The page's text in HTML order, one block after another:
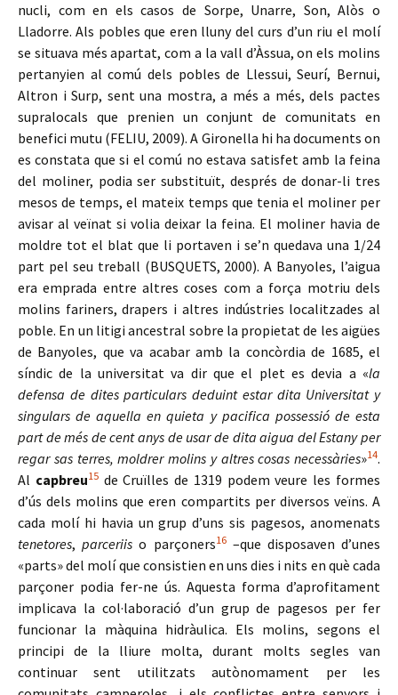
nucli, com en els casos de Sorpe, Unarre, Son, Alòs o
Lladorre. Als pobles que eren lluny del curs d’un riu el molí
se situava més apartat, com a la vall d’Àssua, on els molins
pertanyien al comú dels pobles de Llessui, Seurí, Bernui,
Altron i Surp, sent una mostra, a més a més, dels pactes
supralocals que prenien un conjunt de comunitats en
benefici mutu (FELIU, 2009). A Gironella hi ha documents on
es constata que si el comú no estava satisfet amb la feina
del moliner, podia ser substituït, després de donar-li tres
mesos de temps, el mateix temps que tenia el moliner per
avisar al veïnat si volia deixar la feina. El moliner havia de
moldre tot el blat que li portaven i se’n quedava una 1/24
part pel seu treball (BUSQUETS, 2000). A Banyoles, l’aigua
era emprada entre altres coses com a força motriu dels
molins fariners, drapers i altres indústries localitzades al
poble. En un litigi ancestral sobre la propietat de les aigües
de Banyoles, que va acabar amb la concòrdia de 1685, el
síndic de la universitat va dir que el plet es devia a «la
defensa de dites particulars deduint estar dita Universitat y
singulars de aquella en quieta y pacifica possessió de esta
part de més de cent anys de usar de dita aigua del Estany per
regar sas terres, moldrer molins y altres cosas necessàries»14.
Al capbreu15de Cruïlles de 1319 podem veure les formes
d’ús dels molins que eren compartits per diversos veïns. A
cada molí hi havia un grup d’uns sis pagesos, anomenats
tenetores,parceriis o parçoners16–que disposaven d’unes
«parts» del molí que consistien en uns dies i nits en què cada
parçoner podia fer-ne ús. Aquesta forma d’aprofitament
implicava la col·laboració d’un grup de pagesos per fer
funcionar la màquina hidràulica. Els molins, segons el
principi de la lliure molta, durant molts segles van
continuar sent utilitzats autònomament per les